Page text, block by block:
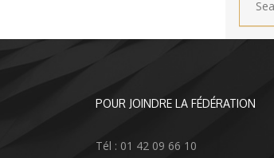
POUR JOINDRE LA FÉDÉRATION
Tél : 01 42 09 66 10